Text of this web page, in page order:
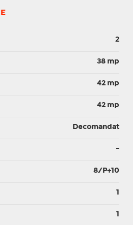
2
38 mp
42 mp
42 mp
Decomandat
-
8/P+10
1
1